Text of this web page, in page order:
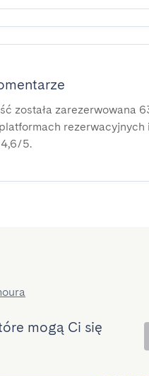
została zarezerwowana
rezerwacyjnych
5.
mogą Ci się